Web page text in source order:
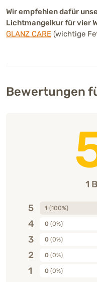
Wir empfehlen dafür
Lichtmangelkur für vier
GLANZ CARE (wichtige
Bewertungen
1
5 1 (100%)
4 0 (0%)
3 0 (0%)
2 0 (0%)
1 0 (0%)